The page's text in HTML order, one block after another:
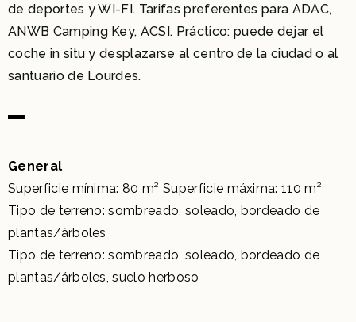
de deportes y WI-FI. Tarifas preferentes para ADAC,
ANWB Camping Key, ACSI. Práctico: puede dejar el
coche in situ y desplazarse al centro de la ciudad o al
santuario de Lourdes.
General
Superficie mínima: 80 m² Superficie máxima: 110 m²
Tipo de terreno: sombreado, soleado, bordeado de
plantas/árboles
Tipo de terreno: sombreado, soleado, bordeado de
plantas/árboles, suelo herboso